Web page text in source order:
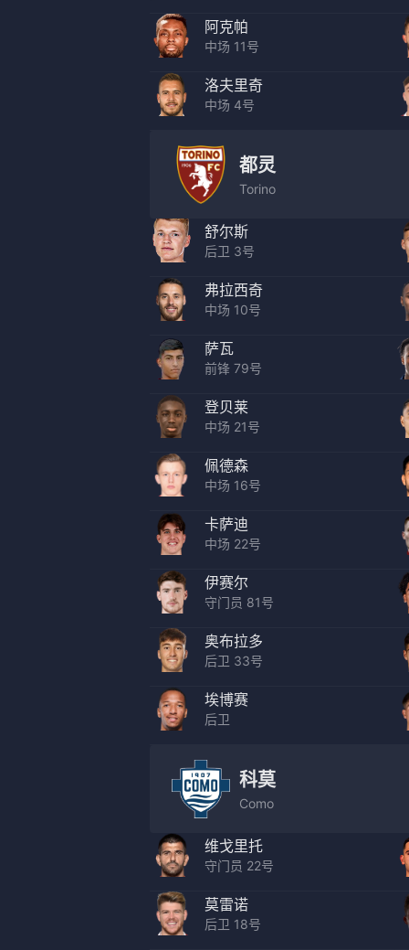
阿克帕
中场 11号
洛夫里奇
中场 4号
都灵
Torino
舒尔斯
后卫 3号
弗拉西奇
中场 10号
萨瓦
前锋 79号
登贝莱
中场 21号
佩德森
中场 16号
卡萨迪
中场 22号
伊赛尔
守门员 81号
奥布拉多
后卫 33号
埃博赛
后卫
科莫
Como
维戈里托
守门员 22号
莫雷诺
后卫 18号